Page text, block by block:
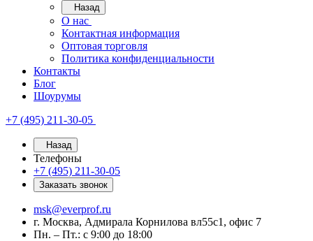
Назад
О нас
Контактная информация
Оптовая торговля
Политика конфиденциальности
Контакты
Блог
Шоурумы
+7 (495) 211-30-05
Назад
Телефоны
+7 (495) 211-30-05
Заказать звонок
msk@everprof.ru
г. Москва, Адмирала Корнилова вл55с1, офис 7
Пн. – Пт.: с 9:00 до 18:00